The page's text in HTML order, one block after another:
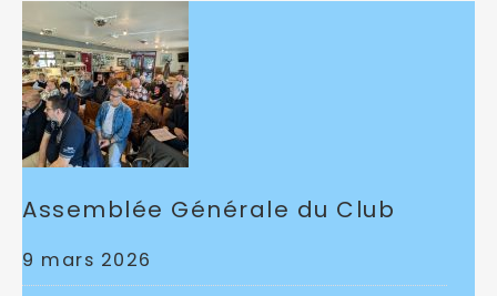
Assemblée Générale du Club
9 mars 2026